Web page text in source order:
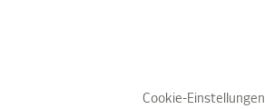
Cookie-Einstellungen